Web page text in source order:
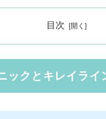
目次
ックとキレイライ